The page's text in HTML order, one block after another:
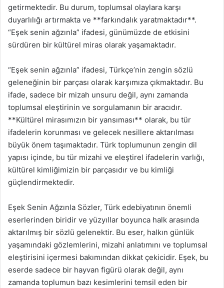
getirmektedir. Bu durum, toplumsal olaylara karşı
duyarlılığı artırmakta ve **farkındalık yaratmaktadır**.
“Eşek senin ağzınla” ifadesi, günümüzde de etkisini
sürdüren bir kültürel miras olarak yaşamaktadır.
“Eşek senin ağzınla” ifadesi, Türkçe’nin zengin sözlü
geleneğinin bir parçası olarak karşımıza çıkmaktadır. Bu
ifade, sadece bir mizah unsuru değil, aynı zamanda
toplumsal eleştirinin ve sorgulamanın bir aracıdır.
**Kültürel mirasımızın bir yansıması** olarak, bu tür
ifadelerin korunması ve gelecek nesillere aktarılması
büyük önem taşımaktadır. Türk toplumunun zengin dil
yapısı içinde, bu tür mizahi ve eleştirel ifadelerin varlığı,
kültürel kimliğimizin bir parçasıdır ve bu kimliği
güçlendirmektedir.
Eşek Senin Ağzınla Sözler, Türk edebiyatının önemli
eserlerinden biridir ve yüzyıllar boyunca halk arasında
aktarılmış bir sözlü gelenektir. Bu eser, halkın günlük
yaşamındaki gözlemlerini, mizahi anlatımını ve toplumsal
eleştirisini içermesi bakımından dikkat çekicidir. Eşek, bu
eserde sadece bir hayvan figürü olarak değil, aynı
zamanda toplumun bazı kesimlerini temsil eden bir